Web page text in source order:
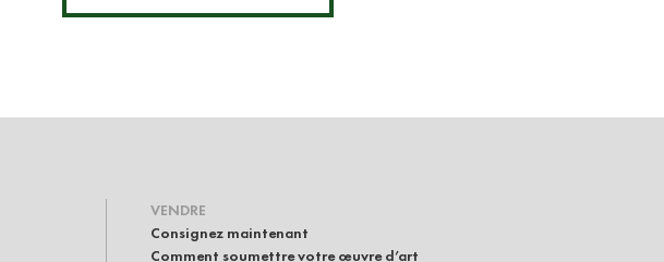
VENDRE
Consignez maintenant
Comment soumettre votre œuvre d’art